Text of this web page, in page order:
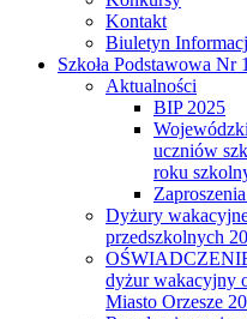
Kontakt
Biuletyn
Szkoła Podstawowa Nr
Aktualności
BIP 2025
uczniów
roku
Dyżury
przedszkolnych
dyżur wakacyjny
Miasto Orzesze